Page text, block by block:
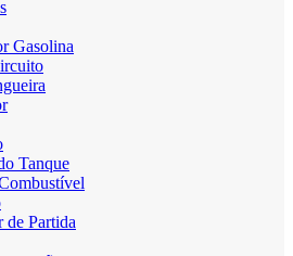
Gasolina
Tanque
de Partida